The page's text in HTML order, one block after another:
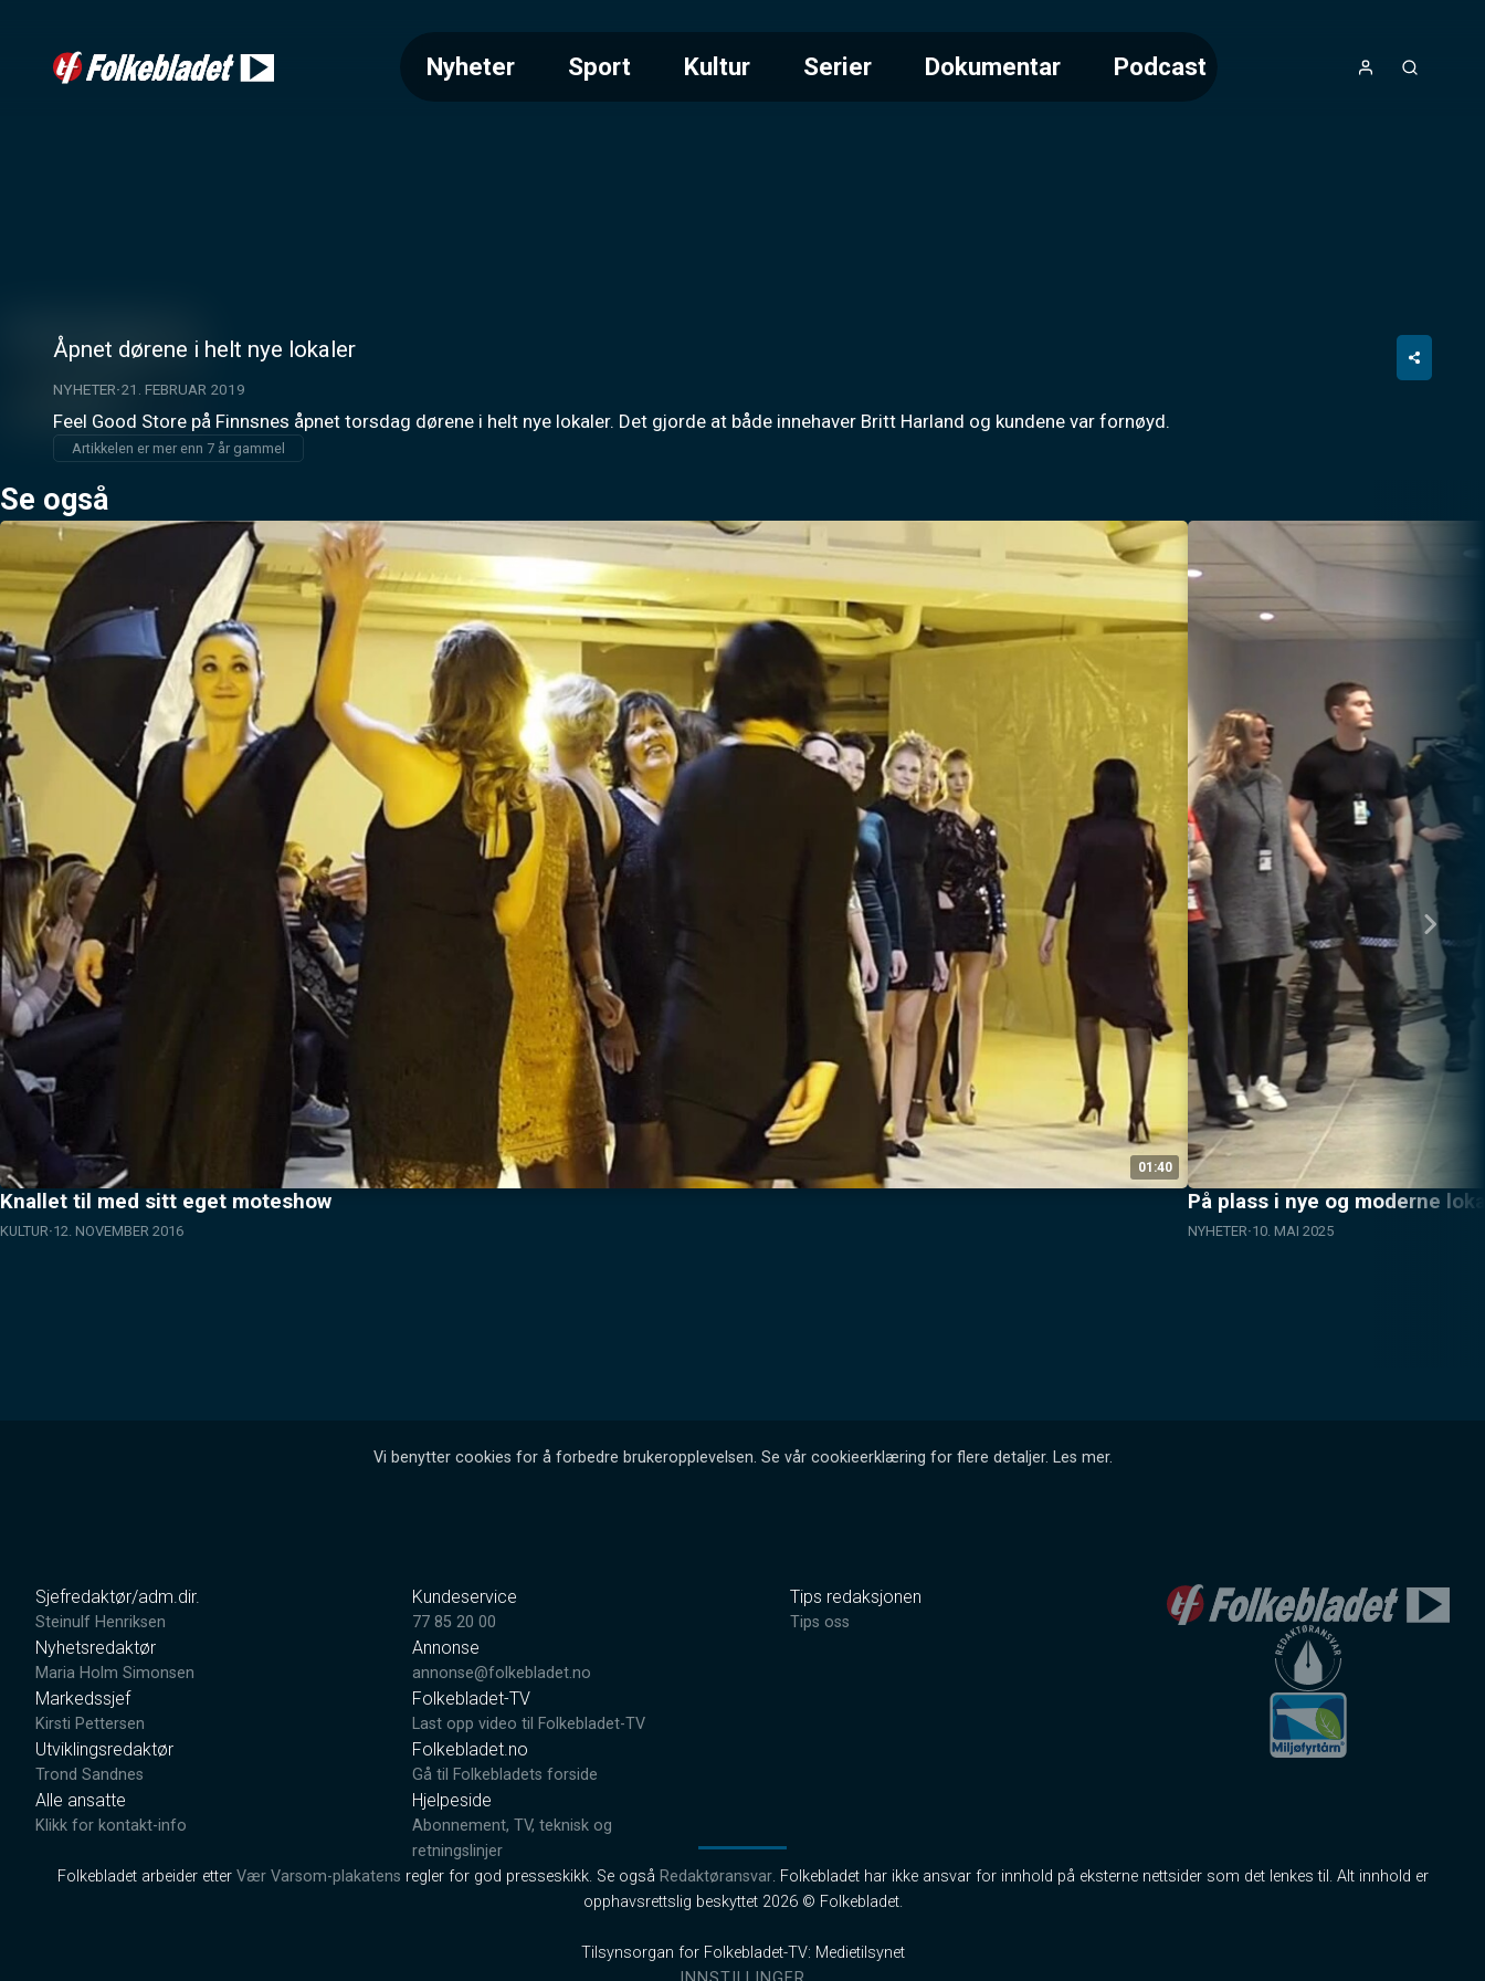
Nyheter Sport Kultur Serier Dokumentar Podcast
Åpnet dørene i helt nye lokaler
NYHETER 21. FEBRUAR 2019
Feel Good Store på Finnsnes åpnet torsdag dørene i helt nye lokaler. Det gjorde at både innehaver Britt Harland og kundene var fornøyd.
Artikkelen er mer enn 7 år gammel
Se også
01:40
Knallet til med sitt eget moteshow
KULTUR 12. NOVEMBER 2016
På plass i nye og moderne
NYHETER 10. MAI 2025
Vi benytter cookies for å forbedre brukeropplevelsen. Se vår cookieerklæring for flere detaljer. Les mer.
Sjefredaktør/adm.dir.
Steinulf Henriksen
Nyhetsredaktør
Maria Holm Simonsen
Markedssjef
Kirsti Pettersen
Utviklingsredaktør
Trond Sandnes
Alle ansatte
Klikk for kontakt-info
Kundeservice
77 85 20 00
Annonse
annonse@folkebladet.no
Folkebladet-TV
Last opp video til Folkebladet-TV
Folkebladet.no
Gå til Folkebladets forside
Hjelpeside
Abonnement, TV, teknisk og
retningslinjer
Tips redaksjonen
Tips oss
Folkebladet arbeider etter Vær Varsom-plakatens regler for god presseskikk. Se også Redaktøransvar. Folkebladet har ikke ansvar for innhold på eksterne nettsider som det lenkes til. Alt innhold er
opphavsrettslig beskyttet 2026 © Folkebladet.
Tilsynsorgan for Folkebladet-TV: Medietilsynet